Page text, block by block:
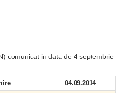
comunicat in data de 4 septembrie
04.09.2014